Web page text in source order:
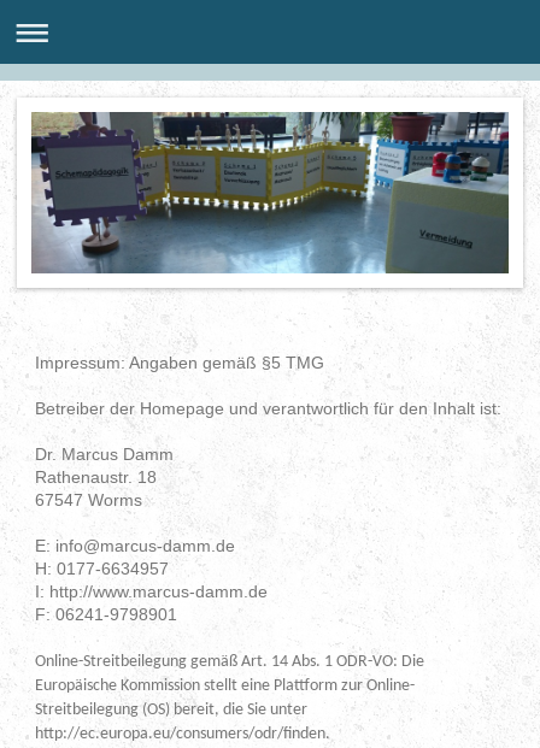
Impressum: Angaben gemäß §5 TMG
Betreiber der Homepage und verantwortlich für den Inhalt ist:
Dr. Marcus Damm
Rathenaustr. 18
67547 Worms
E: info@marcus-damm.de
H: 0177-6634957
I: http://www.marcus-damm.de
F: 06241-9798901
Online-Streitbeilegung gemäß Art. 14 Abs. 1 ODR-VO: Die
Europäische Kommission stellt eine Plattform zur Online-
Streitbeilegung (OS) bereit, die Sie unter
http://ec.europa.eu/consumers/odr/finden.